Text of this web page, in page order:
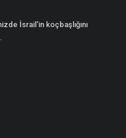
İsrail’in koçbaşlığını